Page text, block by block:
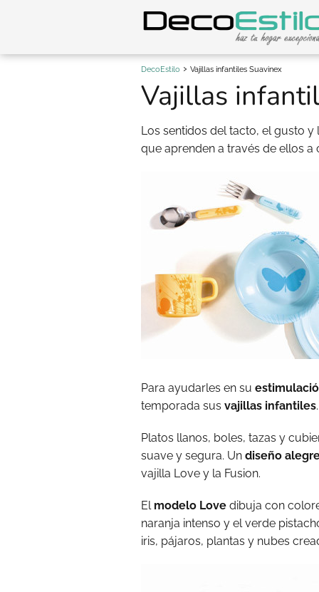
DecoEstilo Vajillas infantiles Suavinex
Vajillas
Los sentidos del tacto, el gusto
que aprenden a través de ellos
Para ayudarles en su
temporada sus vajillas infantiles.
Platos llanos, boles, tazas y
suave y segura. Un diseño
vajilla Love y la Fusion.
El modelo Love dibuja con
naranja intenso y el verde
iris, pájaros, plantas y nubes